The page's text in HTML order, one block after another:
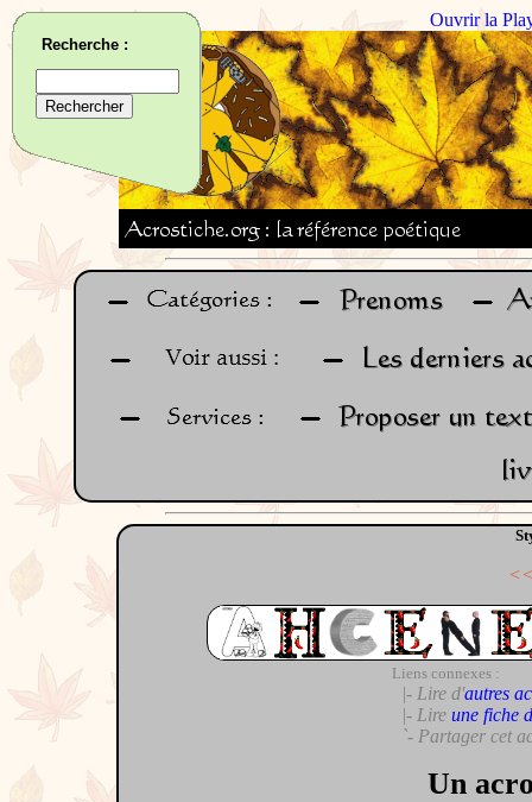
Ouvrir la
Liens connexes :
|- Lire d'autres
|- Lire une fiche
`- Partager cet
Un
Recherche :